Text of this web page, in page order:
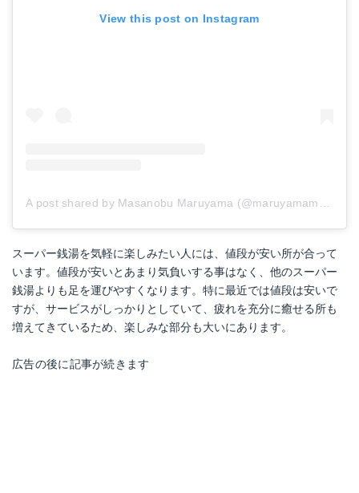
View this post on Instagram
A post shared by Masanobu Maruyama (@maruyamamasanobu)
スーパー銭湯を気軽に楽しみたい人には、値段が安い所が合って
います。値段が安いとあまり気負いする事はなく、他のスーパー
銭湯よりも足を運びやすくなります。特に最近では値段は安いで
すが、サービスがしっかりとしていて、疲れを充分に癒せる所も
増えてきているため、楽しみな部分も大いにあります。
広告の後に記事が続きます